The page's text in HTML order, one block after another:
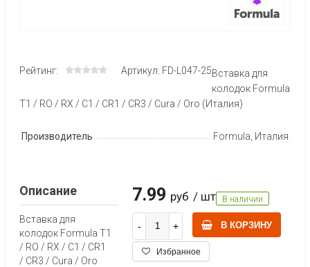
Рейтинг: Артикул: FD-L047-25Вставка для
колодок Formula
T1 / RO / RX / C1 / CR1 / CR3 / Cura / Oro (Италия)
Производитель Formula, Италия
7.99 руб / шт В наличии
В КОРЗИНУ
Избранное
Описание
Вставка для
колодок Formula T1
/ RO / RX / C1 / CR1
/ CR3 / Cura / Oro